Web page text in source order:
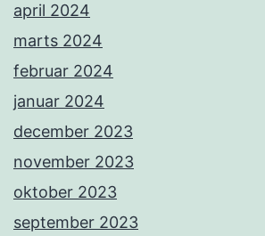
april 2024
marts 2024
februar 2024
januar 2024
december 2023
november 2023
oktober 2023
september 2023